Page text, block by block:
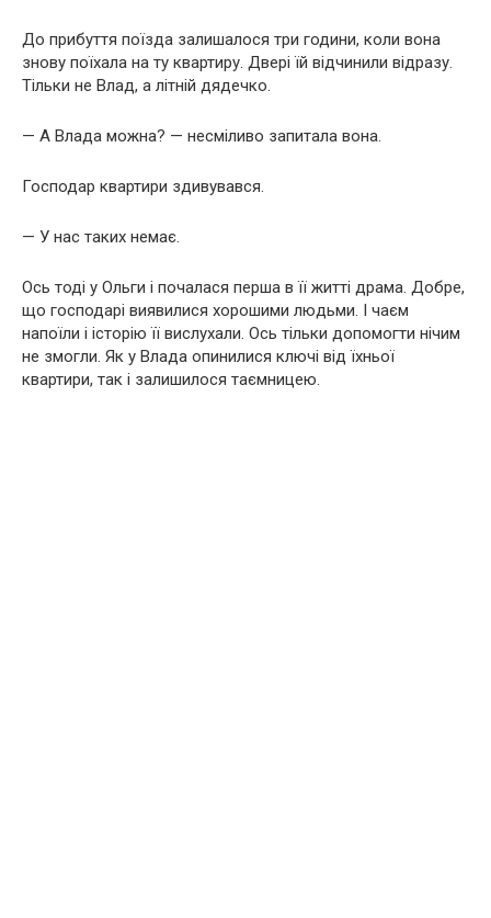
До прибуття поїзда залишалося три години, коли вона
знову поїхала на ту квартиру. Двері їй відчинили відразу.
Тільки не Влад, а літній дядечко.
— А Влада можна? — несміливо запитала вона.
Господар квартири здивувався.
— У нас таких немає.
Ось тоді у Ольги і почалася перша в її житті драма. Добре,
що господарі виявилися хорошими людьми. І чаєм
напоїли і історію її вислухали. Ось тільки допомогти нічим
не змогли. Як у Влада опинилися ключі від їхньої
квартири, так і залишилося таємницею.